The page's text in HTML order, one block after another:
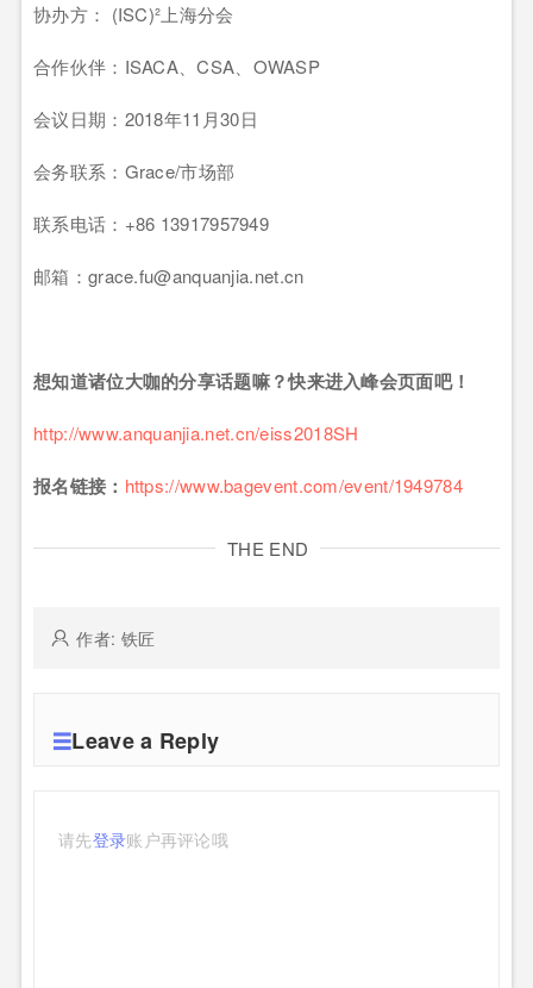
协办方： (ISC)²上海分会
合作伙伴：ISACA、CSA、OWASP
会议日期：2018年11月30日
会务联系：Grace/市场部
联系电话：+86 13917957949
邮箱：grace.fu@anquanjia.net.cn
想知道诸位大咖的分享话题嘛？快来进入峰会页面吧！
http://www.anquanjia.net.cn/eiss2018SH
报名链接： https://www.bagevent.com/event/1949784
THE END
作者: 铁匠
Leave a Reply
请先登录账户再评论哦